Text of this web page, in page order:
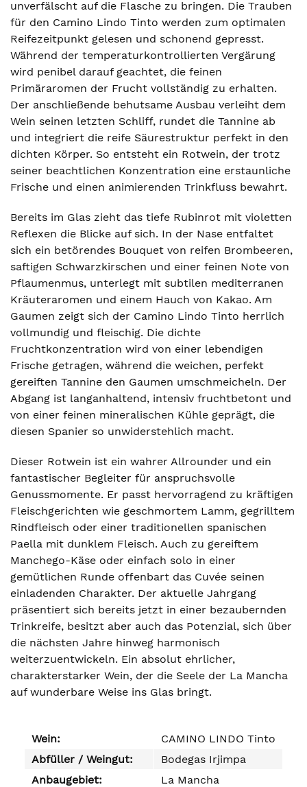
unverfälscht auf die Flasche zu bringen. Die Trauben
für den Camino Lindo Tinto werden zum optimalen
Reifezeitpunkt gelesen und schonend gepresst.
Während der temperaturkontrollierten Vergärung
wird penibel darauf geachtet, die feinen
Primäraromen der Frucht vollständig zu erhalten.
Der anschließende behutsame Ausbau verleiht dem
Wein seinen letzten Schliff, rundet die Tannine ab
und integriert die reife Säurestruktur perfekt in den
dichten Körper. So entsteht ein Rotwein, der trotz
seiner beachtlichen Konzentration eine erstaunliche
Frische und einen animierenden Trinkfluss bewahrt.
Bereits im Glas zieht das tiefe Rubinrot mit violetten
Reflexen die Blicke auf sich. In der Nase entfaltet
sich ein betörendes Bouquet von reifen Brombeeren,
saftigen Schwarzkirschen und einer feinen Note von
Pflaumenmus, unterlegt mit subtilen mediterranen
Kräuteraromen und einem Hauch von Kakao. Am
Gaumen zeigt sich der Camino Lindo Tinto herrlich
vollmundig und fleischig. Die dichte
Fruchtkonzentration wird von einer lebendigen
Frische getragen, während die weichen, perfekt
gereiften Tannine den Gaumen umschmeicheln. Der
Abgang ist langanhaltend, intensiv fruchtbetont und
von einer feinen mineralischen Kühle geprägt, die
diesen Spanier so unwiderstehlich macht.
Dieser Rotwein ist ein wahrer Allrounder und ein
fantastischer Begleiter für anspruchsvolle
Genussmomente. Er passt hervorragend zu kräftigen
Fleischgerichten wie geschmortem Lamm, gegrilltem
Rindfleisch oder einer traditionellen spanischen
Paella mit dunklem Fleisch. Auch zu gereiftem
Manchego-Käse oder einfach solo in einer
gemütlichen Runde offenbart das Cuvée seinen
einladenden Charakter. Der aktuelle Jahrgang
präsentiert sich bereits jetzt in einer bezaubernden
Trinkreife, besitzt aber auch das Potenzial, sich über
die nächsten Jahre hinweg harmonisch
weiterzuentwickeln. Ein absolut ehrlicher,
charakterstarker Wein, der die Seele der La Mancha
auf wunderbare Weise ins Glas bringt.
Wein:
CAMINO LINDO Tinto
Abfüller / Weingut:
Bodegas Irjimpa
Anbaugebiet:
La Mancha